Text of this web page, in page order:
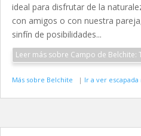
ideal para disfrutar de la
con amigos o con nuestra
sinfín de posibilidades...
Leer más sobre Campo de Belchite:
Más sobre Belchite | Ir a ver